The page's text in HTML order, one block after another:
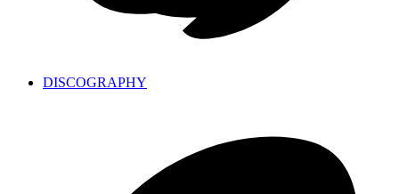
DISCOGRAPHY